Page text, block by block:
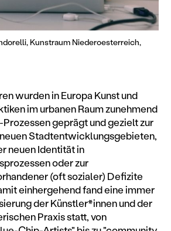
Kunstraum Niederoesterreich,
wurden in Europa Kunst und
im urbanen Raum zunehmend
geprägt und gezielt zur
Stadtentwicklungsgebieten,
neuen Identität in
oder zur
(oft sozialer) Defizite
einhergehend fand eine immer
der Künstler*innen und der
Praxis statt, von